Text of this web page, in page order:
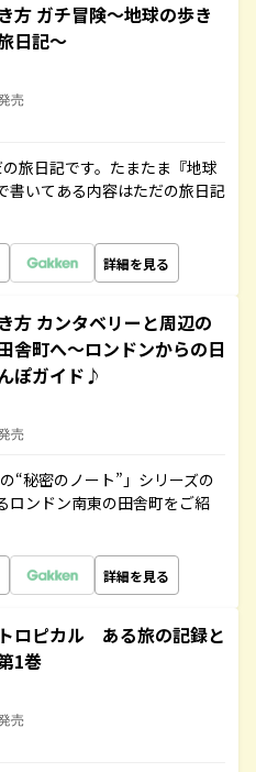
方 ガチ冒険～地球の歩き
日記～
売
旅日記です。たまたま『地球
書いてある内容はただの旅日記
詳細を見る
方 カンタベリーと周辺の
舎町へ～ロンドンからの日
ぽガイド♪
売
“秘密のノート”」シリーズの
ロンドン南東の田舎町をご紹
詳細を見る
ロピカル ある旅の記録と
1巻
売